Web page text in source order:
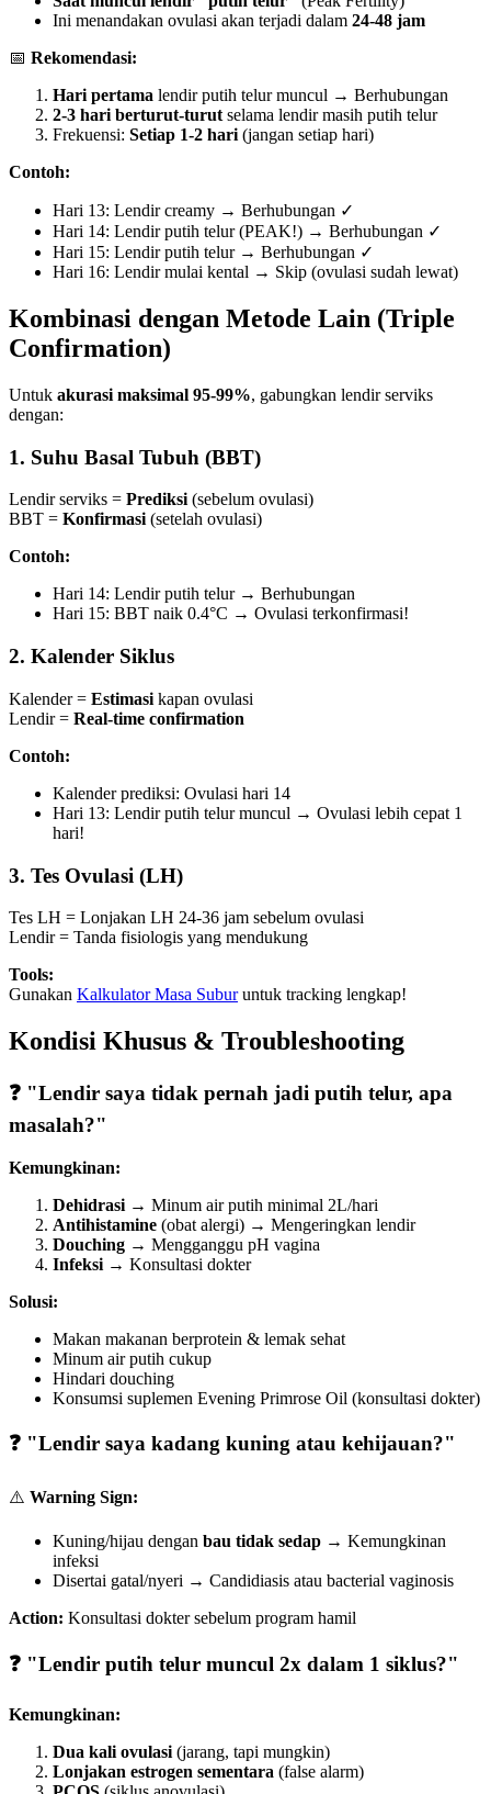
Ini menandakan ovulasi akan terjadi dalam 24-48 jam
📅 Rekomendasi:
Hari pertama lendir putih telur muncul → Berhubungan
2-3 hari berturut-turut selama lendir masih putih telur
Frekuensi: Setiap 1-2 hari (jangan setiap hari)
Contoh:
Hari 13: Lendir creamy → Berhubungan ✓
Hari 14: Lendir putih telur (PEAK!) → Berhubungan ✓
Hari 15: Lendir putih telur → Berhubungan ✓
Hari 16: Lendir mulai kental → Skip (ovulasi sudah lewat)
Kombinasi dengan Metode Lain (Triple
Confirmation)
Untuk akurasi maksimal 95-99%, gabungkan lendir serviks
dengan:
1. Suhu Basal Tubuh (BBT)
Lendir serviks = Prediksi (sebelum ovulasi)
BBT = Konfirmasi (setelah ovulasi)
Contoh:
Hari 14: Lendir putih telur → Berhubungan
Hari 15: BBT naik 0.4°C → Ovulasi terkonfirmasi!
2. Kalender Siklus
Kalender = Estimasi kapan ovulasi
Lendir = Real-time confirmation
Contoh:
Kalender prediksi: Ovulasi hari 14
Hari 13: Lendir putih telur muncul → Ovulasi lebih cepat 1
hari!
3. Tes Ovulasi (LH)
Tes LH = Lonjakan LH 24-36 jam sebelum ovulasi
Lendir = Tanda fisiologis yang mendukung
Tools:
Gunakan Kalkulator Masa Suburuntuk tracking lengkap!
Kondisi Khusus & Troubleshooting
❓ "Lendir saya tidak pernah jadi putih telur, apa
masalah?"
Kemungkinan:
Dehidrasi → Minum air putih minimal 2L/hari
Antihistamine (obat alergi) → Mengeringkan lendir
Douching → Mengganggu pH vagina
Infeksi → Konsultasi dokter
Solusi:
Makan makanan berprotein & lemak sehat
Minum air putih cukup
Hindari douching
Konsumsi suplemen Evening Primrose Oil (konsultasi dokter)
❓ "Lendir saya kadang kuning atau kehijauan?"
⚠️ Warning Sign:
Kuning/hijau dengan bau tidak sedap → Kemungkinan
infeksi
Disertai gatal/nyeri → Candidiasis atau bacterial vaginosis
Action: Konsultasi dokter sebelum program hamil
❓ "Lendir putih telur muncul 2x dalam 1 siklus?"
Kemungkinan:
Dua kali ovulasi (jarang, tapi mungkin)
Lonjakan estrogen sementara (false alarm)